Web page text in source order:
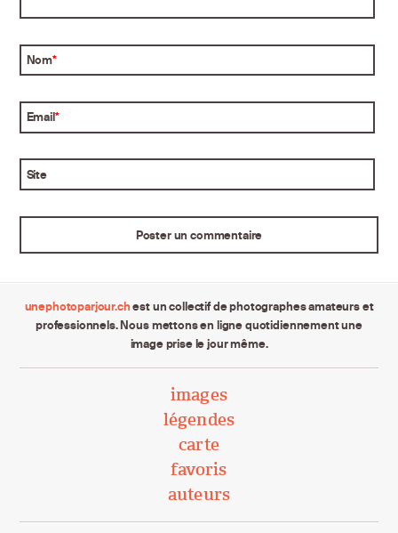
Nom*
Email*
Site
unephotoparjour.chest un collectif de photographes amateurs et
professionnels. Nous mettons en ligne quotidiennement une
image prise le jour même.
images
légendes
carte
favoris
auteurs